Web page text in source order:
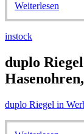
Weiterlesen
instock
duplo
duplo Riegel in